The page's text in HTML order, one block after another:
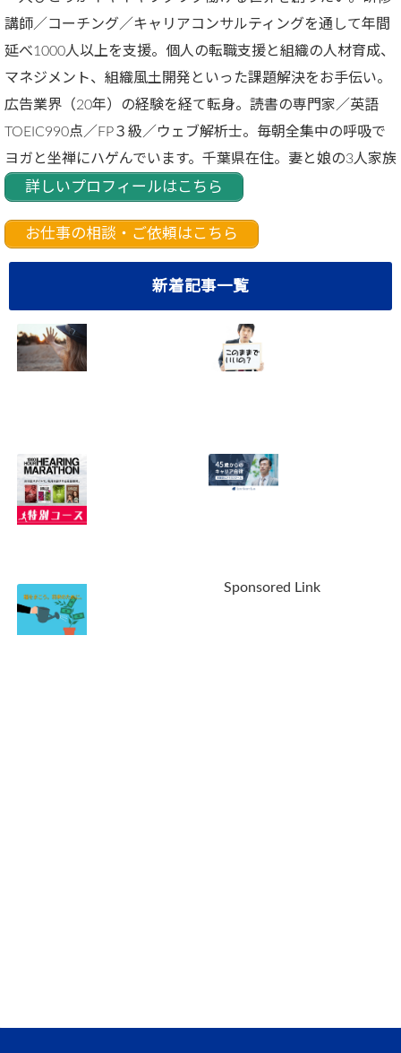
講師／コーチング／キャリアコンサルティングを通して年間
延べ1000人以上を支援。個人の転職支援と組織の人材育成、
マネジメント、組織風土開発といった課題解決をお手伝い。
広告業界（20年）の経験を経て転身。読書の専門家／英語
TOEIC990点／FP３級／ウェブ解析士。毎朝全集中の呼吸で
ヨガと坐禅にハゲんでいます。千葉県在住。妻と娘の3人家族
詳しいプロフィールはこちら
お仕事の相談・ご依頼はこちら
新着記事一覧
つのステップで確
実に実現【おまけ
つき】
2023.05.01
へ。10の重大な不
安を解消しません
ングマラソン販売
休止！あなたは偉
大でした。ありが
料個別相談会。参
Sponsored Link